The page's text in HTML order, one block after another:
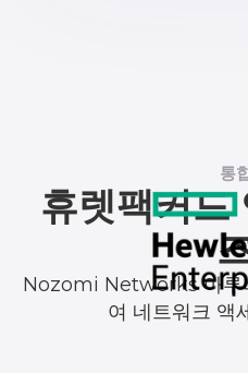
통
휴렛팩커드
Nozomi Networks 아루
여 네트워크 액